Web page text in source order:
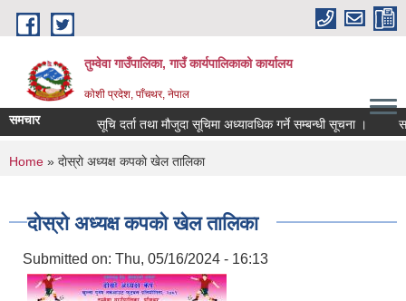
Skip to main content
तुम्वेवा गाउँपालिका, गाउँ कार्यपालिकाको कार्यालय
काेशी प्रदेश, पाँचथर, नेपाल
समचार सूचि दर्ता तथा मौजुदा सूचिमा अध्यावधिक गर्ने सम्बन्धी सूचना ।
You are here
Home » दाेस्राे अध्यक्ष कपकाे खेल तालिका
दाेस्राे अध्यक्ष कपकाे खेल तालिका
Submitted on: Thu, 05/16/2024 - 16:13